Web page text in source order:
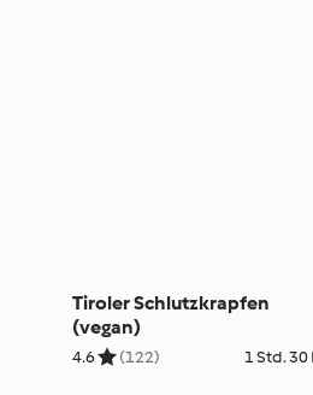
Tiroler Schlutzkrapfen
(vegan)
4.6 (122) 1 Std. 30